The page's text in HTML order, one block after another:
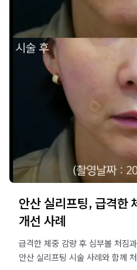
안산 실리프팅, 급격한
개선 사례
급격한 체중 감량 후 심부볼 처짐
안산 실리프팅 시술 사례와 함께